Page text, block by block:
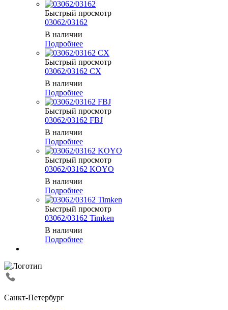
Быстрый просмотр
03062/03162
В наличии
Подробнее
Быстрый просмотр
03062/03162 CX
В наличии
Подробнее
Быстрый просмотр
03062/03162 FBJ
В наличии
Подробнее
Быстрый просмотр
03062/03162 KOYO
В наличии
Подробнее
Быстрый просмотр
03062/03162 Timken
В наличии
Подробнее
Санкт-Петербург